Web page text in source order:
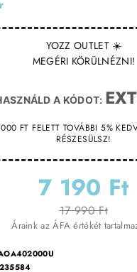
YOZZ OUTLET ☀️
MEGÉRI KÖRÜLNÉZNI!
A KÓDOT:
FT FELETT TOVÁBBI 5%
RÉSZESÜLSZ!
7 190 Ft
17 990 Ft
Áraink az ÁFA értékét